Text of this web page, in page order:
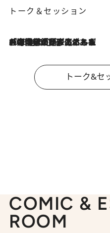
トーク＆セッション
2026.8.3
「今後値上げがあるとすれば…」「リスクがあるのは今年の冬」エネルギー専門家が語る、ホルムズ海峡封鎖が家庭にもたらす“ある心配”
トーク&セ
COMIC &
ROOM